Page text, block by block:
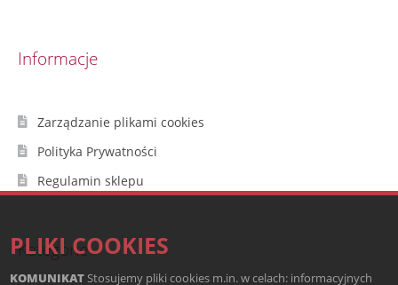
Informacje
Zarządzanie plikami cookies
Polityka Prywatności
Regulamin sklepu
Kategorie
PLIKI COOKIES
KOMUNIKATStosujemy pliki cookies m.in. w celach: informacyjnych